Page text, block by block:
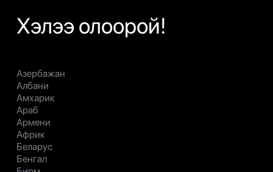
Хэлээ олоорой!
Азербажан
Албани
Амхарик
Араб
Армени
Африк
Беларус
Бенгал